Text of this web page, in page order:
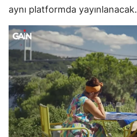
aynı platformda yayınlanacak.